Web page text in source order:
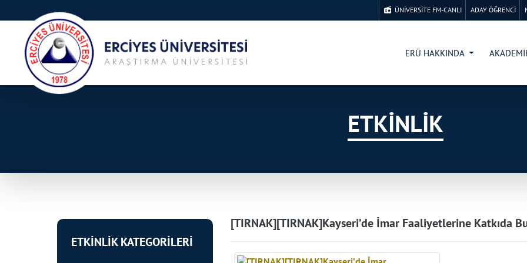
ÜNİVERSİTE FM-CANLI ADAY ÖĞRENCİ
ERÜ HAKKINDA
ETKİNLİK
ETKİNLİK KATEGORİLERİ
[TIRNAK][TIRNAK]Kayseri’de İmar Faaliyetlerine Katkıda